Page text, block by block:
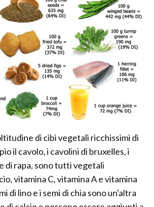
di cibi vegetali ricchissimi di
il cavolo, i cavolini di bruxelles, i
di rapa, sono tutti vegetali
vitamina C, vitamina A e vitamina
di lino e i semi di chia sono un'altra